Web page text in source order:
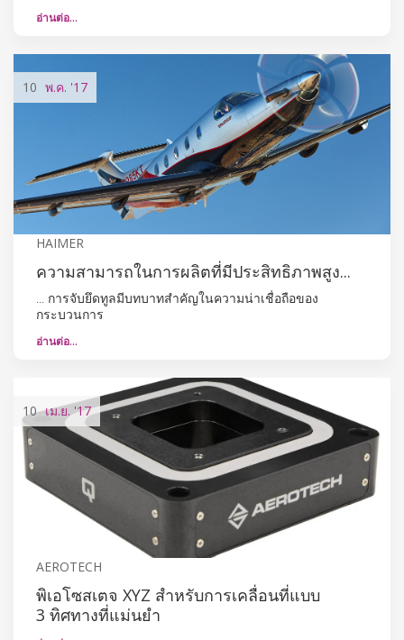
อ่านต่อ…
10 พ.ค. '17
HAIMER
ความสามารถในการผลิตที่มีประสิทธิภาพสูง...
... การจับยึดทูลมีบทบาทสำคัญในความน่าเชื่อถือของ
กระบวนการ
อ่านต่อ…
10 เม.ย.'17
AEROTECH
พิเอโซสเตจ XYZ สำหรับการเคลื่อนที่แบบ
3 ทิศทางที่แม่นยำ